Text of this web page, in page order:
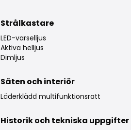
Strålkastare
LED-varselljus
Aktiva helljus
Dimljus
Säten och interiör
Läderklädd multifunktionsratt
Historik och tekniska uppgifter